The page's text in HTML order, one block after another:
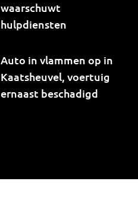
waarschuwt
hulpdiensten
Auto in vlammen op in
Kaatsheuvel, voertuig
ernaast beschadigd